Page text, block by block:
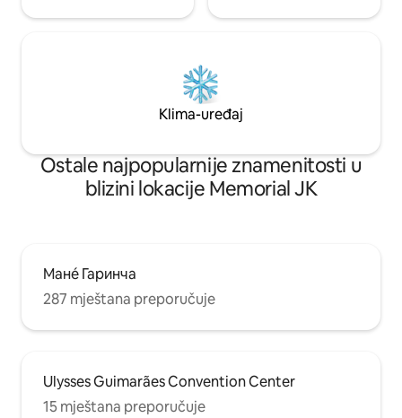
Klima-uređaj
Ostale najpopularnije znamenitosti u
blizini lokacije Memorial JK
Манé Гаринча
287 mještana preporučuje
Ulysses Guimarães Convention Center
15 mještana preporučuje